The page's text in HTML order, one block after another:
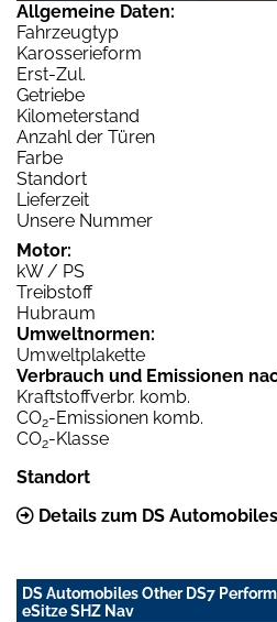
Allgemeine Daten:
Fahrzeugtyp
Karosserieform
Erst-Zul.
Getriebe
Kilometerstand
Anzahl der Türen
Farbe
Standort
Lieferzeit
Unsere Nummer
Motor:
kW / PS
Treibstoff
Hubraum
Umweltnormen:
Umweltplakette
Verbrauch und Emissionen
Kraftstoffverbr. komb.
CO2-Emissionen komb.
CO2-Klasse
Standort
Details zum DS
DS Automobiles Other DS7
eSitze SHZ Nav